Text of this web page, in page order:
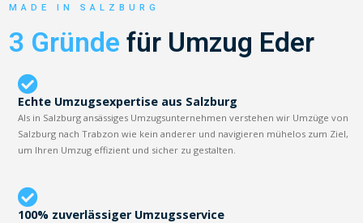
MADE IN SALZBURG
3 Gründe für Umzug Eder
Echte Umzugsexpertise aus Salzburg
Als in Salzburg ansässiges Umzugsunternehmen verstehen wir Umzüge von
Salzburg nach Trabzon wie kein anderer und navigieren mühelos zum Ziel,
um Ihren Umzug effizient und sicher zu gestalten.
100% zuverlässiger Umzugsservice